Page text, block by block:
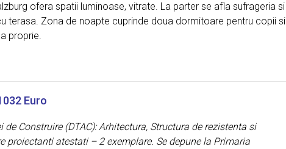
ofera spatii luminoase, vitrate. La parter se afla sufrageria si
terasa. Zona de noapte cuprinde doua dormitoare pentru copii si
proprie.
Euro
Construire (DTAC): Arhitectura, Structura de rezistenta si
proiectanti atestati – 2 exemplare. Se depune la Primaria